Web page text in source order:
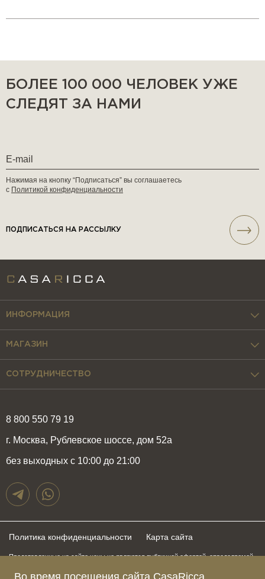
Во время посещения сайта CasaRicca
БОЛЕЕ 100 000 ЧЕЛОВЕК УЖЕ
СЛЕДЯТ ЗА НАМИ
Нажимая на кнопку “Подписаться” вы соглашаетесь
с Политикой конфиденциальности
ПОДПИСАТЬСЯ НА РАССЫЛКУ
8 800 550 79 19
г. Москва, Рублевское шоссе, дом 52а
без выходных с 10:00 до 21:00
ИНФОРМАЦИЯ
МАГАЗИН
СОТРУДНИЧЕСТВО
Политика конфиденциальности Карта сайта
Представленные на сайте цены не являются публичной офертой, определяемой
быть изменены в любое время без предупреждения. Для получения актуальной и